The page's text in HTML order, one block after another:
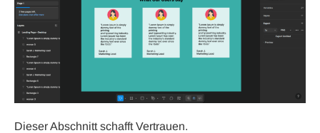
Dieser Abschnitt schafft Vertrauen.